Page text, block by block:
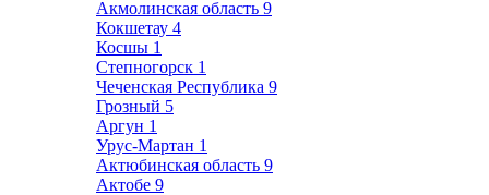
Акмолинская область 9
Кокшетау 4
Косшы 1
Степногорск 1
Чеченская Республика 9
Грозный 5
Аргун 1
Урус-Мартан 1
Актюбинская область 9
Актобе 9